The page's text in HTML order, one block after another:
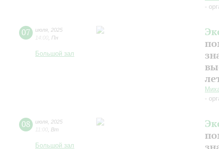
-
07 июля 2025
14:00 Пн
Большой зал
-
08 июля 2025
11:00 Вт
Большой зал